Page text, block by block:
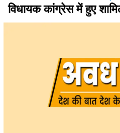
विधायक कांग्रेस में हुए